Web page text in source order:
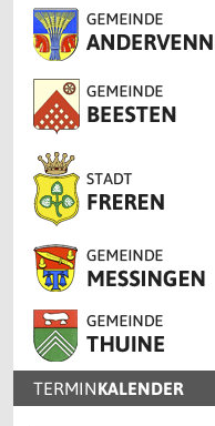
TERMINKALENDER